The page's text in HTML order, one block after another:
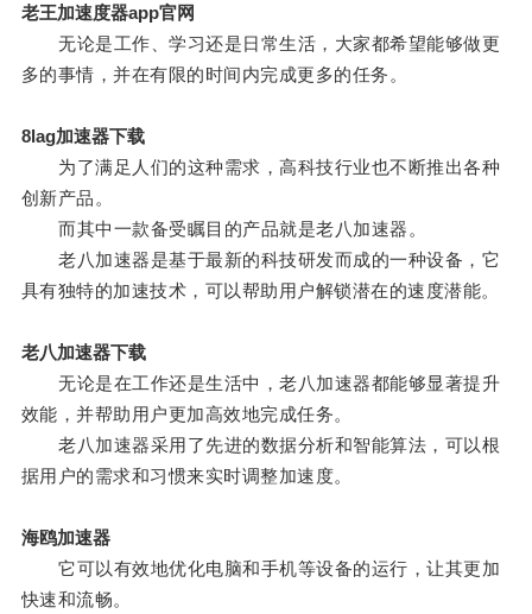
老王加速度器app官网
无论是工作、学习还是日常生活，大家都希望能够做更
多的事情，并在有限的时间内完成更多的任务。
8lag加速器下载
为了满足人们的这种需求，高科技行业也不断推出各种
创新产品。
而其中一款备受瞩目的产品就是老八加速器。
老八加速器是基于最新的科技研发而成的一种设备，它
具有独特的加速技术，可以帮助用户解锁潜在的速度潜能。
老八加速器下载
无论是在工作还是生活中，老八加速器都能够显著提升
效能，并帮助用户更加高效地完成任务。
老八加速器采用了先进的数据分析和智能算法，可以根
据用户的需求和习惯来实时调整加速度。
海鸥加速器
它可以有效地优化电脑和手机等设备的运行，让其更加
快速和流畅。